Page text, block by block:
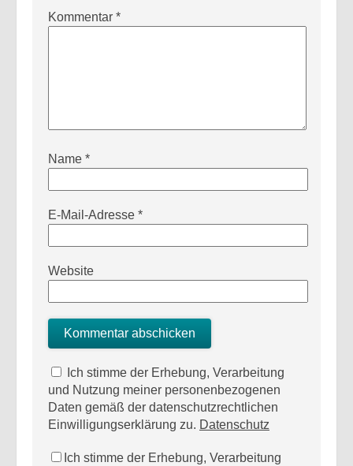
Kommentar *
Name *
E-Mail-Adresse *
Website
Ich stimme der Erhebung, Verarbeitung
und Nutzung meiner personenbezogenen
Daten gemäß der datenschutzrechtlichen
Einwilligungserklärung zu. Datenschutz
Ich stimme der Erhebung, Verarbeitung